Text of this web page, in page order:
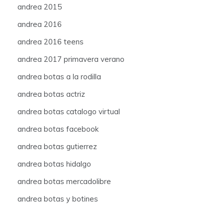
andrea 2015
andrea 2016
andrea 2016 teens
andrea 2017 primavera verano
andrea botas a la rodilla
andrea botas actriz
andrea botas catalogo virtual
andrea botas facebook
andrea botas gutierrez
andrea botas hidalgo
andrea botas mercadolibre
andrea botas y botines